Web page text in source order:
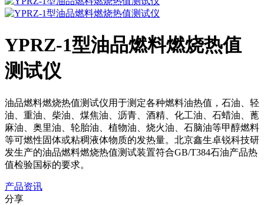
YPRZ-1型油品燃料燃烧热值
测试仪
油品燃料燃烧热值测试仪用于测定各种燃料油热值，石油、轻
油、重油、柴油、煤焦油、沥青、酒精、化工油、石蜡油、蓖
麻油、奥里油、轮胎油、植物油、烧火油、石脑油等甲醇燃料
等可燃性固体或粘稠液体物质的发热量。北京鑫生卓锐科技研
发生产的油品燃料燃烧热值测试装置符合GB/T384石油产品热
值检验国标的要求。
产品资讯
分享